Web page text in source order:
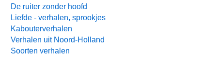
De ruiter zonder hoofd
Liefde - verhalen, sprookjes
Kabouterverhalen
Verhalen uit Noord-Holland
Soorten verhalen